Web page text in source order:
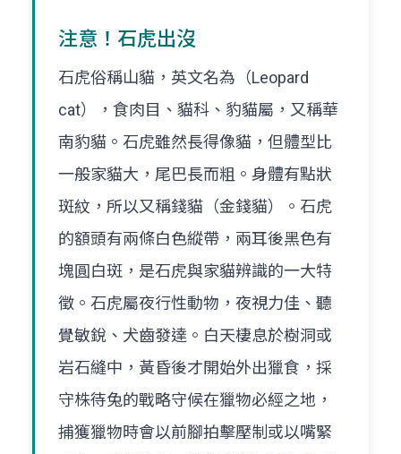
注意！石虎出沒
石虎俗稱山貓，英文名為（Leopard
cat），食肉目、貓科、豹貓屬，又稱華
南豹貓。石虎雖然長得像貓，但體型比
一般家貓大，尾巴長而粗。身體有點狀
斑紋，所以又稱錢貓（金錢貓）。石虎
的額頭有兩條白色縱帶，兩耳後黑色有
塊圓白斑，是石虎與家貓辨識的一大特
徵。石虎屬夜行性動物，夜視力佳、聽
覺敏銳、犬齒發達。白天棲息於樹洞或
岩石縫中，黃昏後才開始外出獵食，採
守株待兔的戰略守候在獵物必經之地，
捕獲獵物時會以前腳拍擊壓制或以嘴緊